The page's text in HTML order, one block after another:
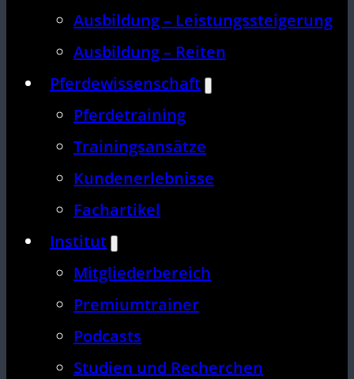
Ausbildung – Leistungssteigerung
Ausbildung – Reiten
Pferdewissenschaft
Pferdetraining
Trainingsansätze
Kundenerlebnisse
Fachartikel
Institut
Mitgliederbereich
Premiumtrainer
Podcasts
Studien und Recherchen